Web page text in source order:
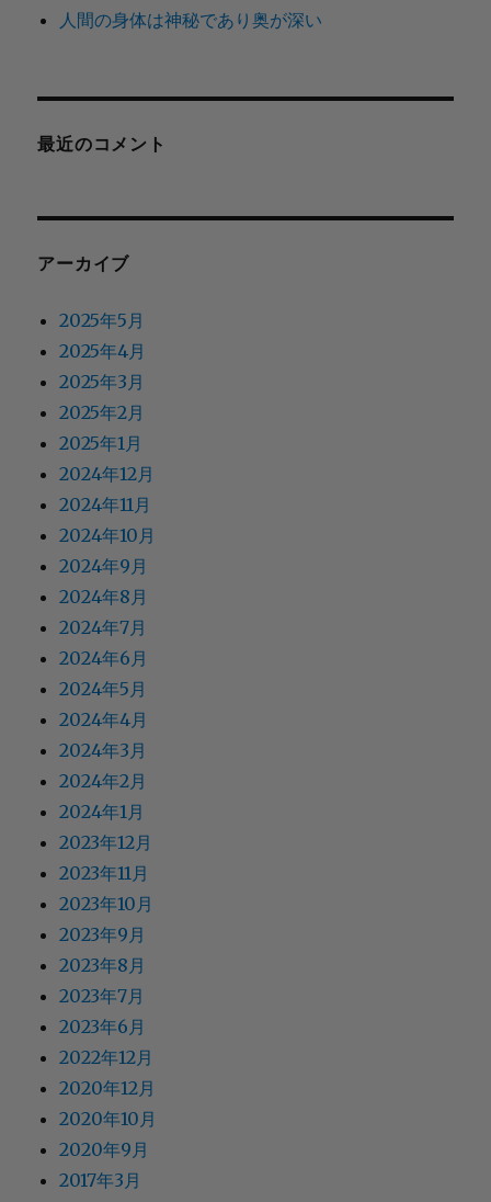
人間の身体は神秘であり奥が深い
最近のコメント
アーカイブ
2025年5月
2025年4月
2025年3月
2025年2月
2025年1月
2024年12月
2024年11月
2024年10月
2024年9月
2024年8月
2024年7月
2024年6月
2024年5月
2024年4月
2024年3月
2024年2月
2024年1月
2023年12月
2023年11月
2023年10月
2023年9月
2023年8月
2023年7月
2023年6月
2022年12月
2020年12月
2020年10月
2020年9月
2017年3月